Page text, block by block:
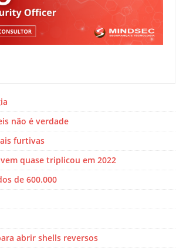
não é verdade
furtivas
quase triplicou em 2022
de 600.000
abrir shells reversos